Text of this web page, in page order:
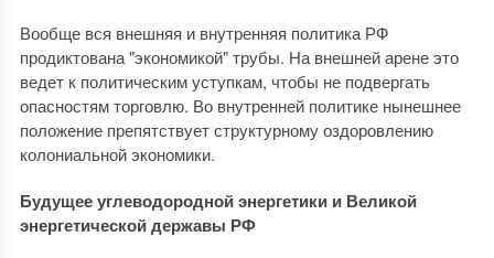
Вообще вся внешняя и внутренняя политика РФ
продиктована "экономикой" трубы. На внешней арене это
ведет к политическим уступкам, чтобы не подвергать
опасностям торговлю. Во внутренней политике нынешнее
положение препятствует структурному оздоровлению
колониальной экономики.
Будущее углеводородной энергетики и Великой
энергетической державы РФ